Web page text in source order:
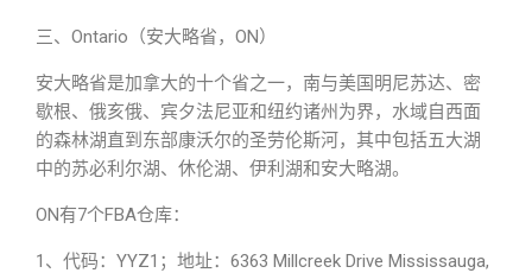
三、 Ontario（安大略省，ON）
安大略省是加拿大的十个省之一，南与美国明尼苏达、密
歇根、俄亥俄、宾夕法尼亚和纽约诸州为界，水域自西面
的森林湖直到东部康沃尔的圣劳伦斯河，其中包括五大湖
中的苏必利尔湖、休伦湖、伊利湖和安大略湖。
ON有7个FBA仓库：
1、代码：YYZ1；地址：6363 Millcreek Drive Mississauga,